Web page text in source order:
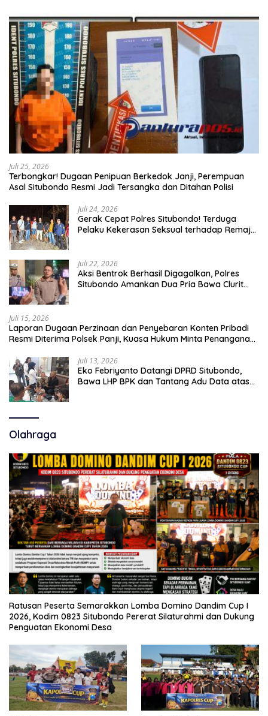
Juli 25, 2026
Terbongkar! Dugaan Penipuan Berkedok Janji, Perempuan
Asal Situbondo Resmi Jadi Tersangka dan Ditahan Polisi
Juli 24, 2026
Gerak Cepat Polres Situbondo! Terduga
Pelaku Kekerasan Seksual terhadap Remaja
Juli 22, 2026
Aksi Bentrok Berhasil Digagalkan, Polres
Situbondo Amankan Dua Pria Bawa Clurit
Juli 15, 2026
Laporan Dugaan Perzinaan dan Penyebaran Konten Pribadi
Resmi Diterima Polsek Panji, Kuasa Hukum Minta Penanganan
Juli 13, 2026
Eko Febriyanto Datangi DPRD Situbondo,
Bawa LHP BPK dan Tantang Adu Data atas
Olahraga
Ratusan Peserta Semarakkan Lomba Domino Dandim Cup I
2026, Kodim 0823 Situbondo Pererat Silaturahmi dan Dukung
Penguatan Ekonomi Desa